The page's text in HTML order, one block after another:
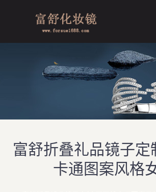
化妆镜定制
化妆镜展示
化妆镜品牌
团队风采
富舒折叠礼品镜子定
卡通图案风格